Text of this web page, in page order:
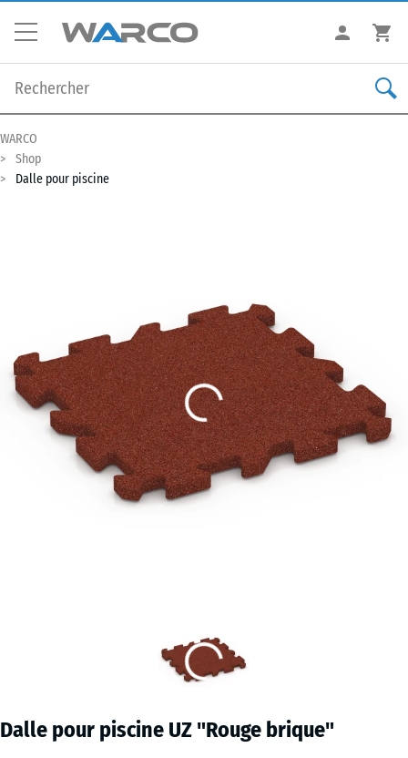
WARCO
Shop
Dalle pour piscine
Dalle pour piscine UZ "Rouge brique"